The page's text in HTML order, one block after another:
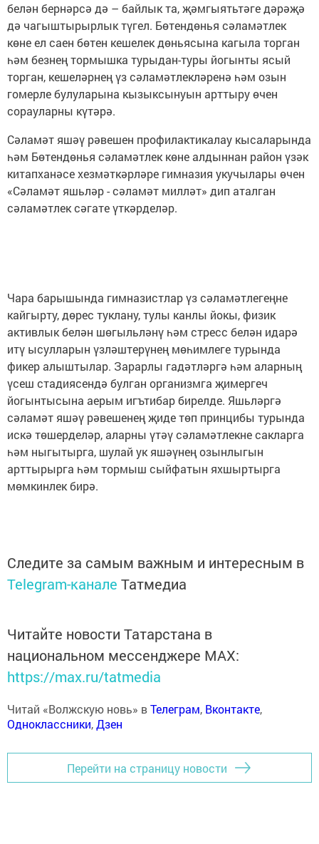
белән бернәрсә дә – байлык та, җәмгыятьтәге дәрәҗә
дә чагыштырырлык түгел. Бөтендөнья сәламәтлек
көне ел саен бөтен кешелек дөньясына кагыла торган
һәм безнең тормышка турыдан-туры йогынты ясый
торган, кешеләрнең үз сәламәтлекләренә һәм озын
гомерле булуларына кызыксынуын арттыру өчен
сорауларны күтәрә.
Сәламәт яшәү рәвешен профилактикалау кысаларында
һәм Бөтендөнья сәламәтлек көне алдыннан район үзәк
китапханәсе хезмәткәрләре гимназия укучылары өчен
«Сәламәт яшьләр - сәламәт милләт» дип аталган
сәламәтлек сәгате үткәрделәр.
Чара барышында гимназистлар үз сәламәтлегеңне
кайгырту, дөрес туклану, тулы канлы йокы, физик
активлык белән шөгыльләнү һәм стресс белән идарә
итү ысулларын үзләштерүнең мөһимлеге турында
фикер алыштылар. Зарарлы гадәтләргә һәм аларның
үсеш стадиясендә булган организмга җимергеч
йогынтысына аерым игътибар бирелде. Яшьләргә
сәламәт яшәү рәвешенең җиде төп принцибы турында
искә төшерделәр, аларны үтәү сәламәтлекне сакларга
һәм ныгытырга, шулай ук яшәүнең озынлыгын
арттырырга һәм тормыш сыйфатын яхшыртырга
мөмкинлек бирә.
Следите за самым важным и интересным в
Telegram-канале Татмедиа
Читайте новости Татарстана в
национальном мессенджере MАХ:
https://max.ru/tatmedia
Читай «Волжскую новь» вТелеграм, Вконтакте,
Одноклассники,Дзен
Перейти на страницу новости